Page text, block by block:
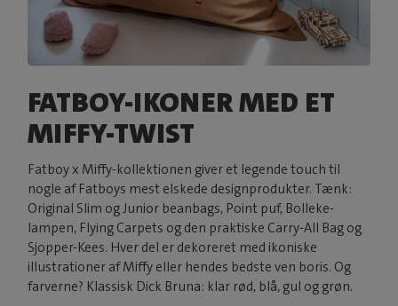
FATBOY-IKONER MED ET
MIFFY-TWIST
Fatboy x Miffy-kollektionen giver et legende touch til
nogle af Fatboys mest elskede designprodukter. Tænk:
Original Slim og Junior beanbags, Point puf, Bolleke-
lampen, Flying Carpets og den praktiske Carry-All Bag og
Sjopper-Kees. Hver del er dekoreret med ikoniske
illustrationer af Miffy eller hendes bedste ven boris. Og
farverne? Klassisk Dick Bruna: klar rød, blå, gul og grøn.